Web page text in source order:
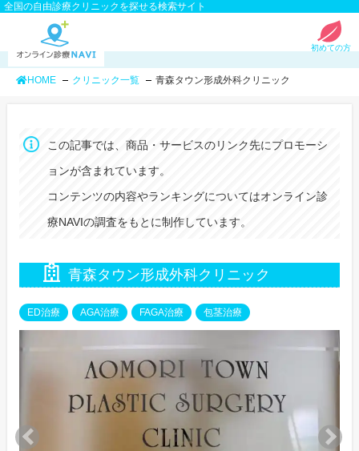
全国の自由診療クリニックを探せる検索サイト
初めての方
HOME クリニック一覧 青森タウン形成外科クリニック
この記事では、商品・サービスのリンク先にプロモーシ
ョンが含まれています。
コンテンツの内容やランキングについてはオンライン診
療NAVIの調査をもとに制作しています。
青森タウン形成外科クリニック
ED治療 AGA治療 FAGA治療 包茎治療